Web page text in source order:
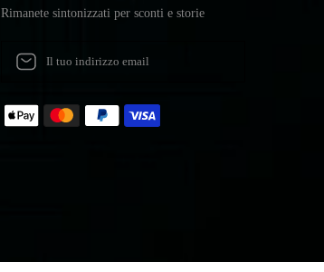
Rimanete sintonizzati per sconti e storie